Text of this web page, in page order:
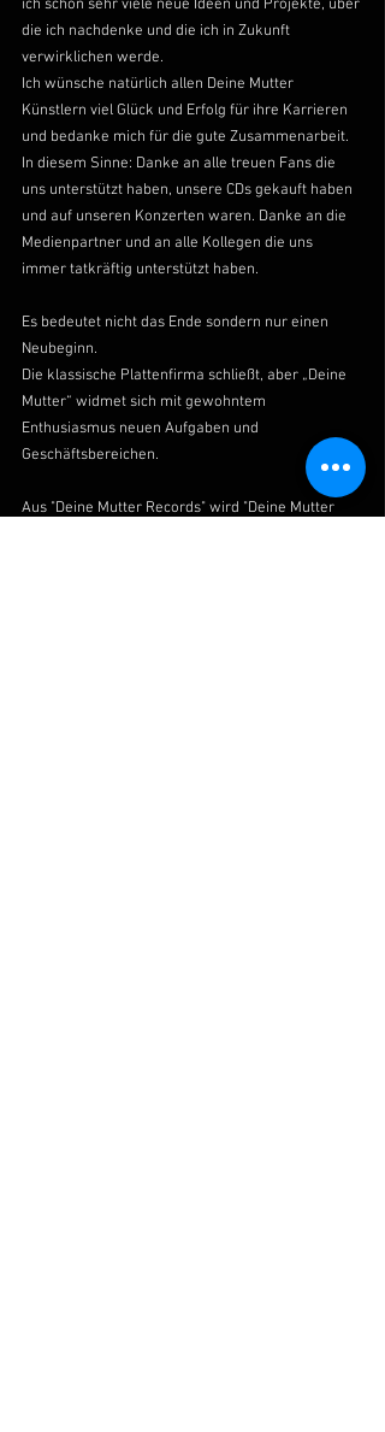
ich schon sehr viele neue Ideen und Projekte, über
die ich nachdenke und die ich in Zukunft
verwirklichen werde.
Ich wünsche natürlich allen Deine Mutter
Künstlern viel Glück und Erfolg für ihre Karrieren
und bedanke mich für die gute Zusammenarbeit.
In diesem Sinne: Danke an alle treuen Fans die
uns unterstützt haben, unsere CDs gekauft haben
und auf unseren Konzerten waren. Danke an die
Medienpartner und an alle Kollegen die uns
immer tatkräftig unterstützt haben.
Es bedeutet nicht das Ende sondern nur einen
Neubeginn.
Die klassische Plattenfirma schließt, aber „Deine
Mutter“ widmet sich mit gewohntem
Enthusiasmus neuen Aufgaben und
Geschäftsbereichen.
Aus "Deine Mutter Records" wird "Deine Mutter